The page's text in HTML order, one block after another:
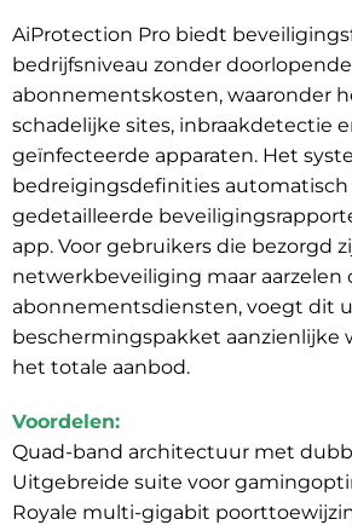
AiProtection Pro biedt
bedrijfsniveau zonder doorlopende
abonnementskosten, waaronder
schadelijke sites, inbraakdetectie
geïnfecteerde apparaten. Het
bedreigingsdefinities
gedetailleerde
app. Voor gebruikers die bezorgd
netwerkbeveiliging maar aarzelen
abonnementsdiensten, voegt dit
beschermingspakket aanzienlijke
het totale aanbod.
Voordelen:
Quad-band architectuur met
Uitgebreide suite voor
Royale multi-gigabit